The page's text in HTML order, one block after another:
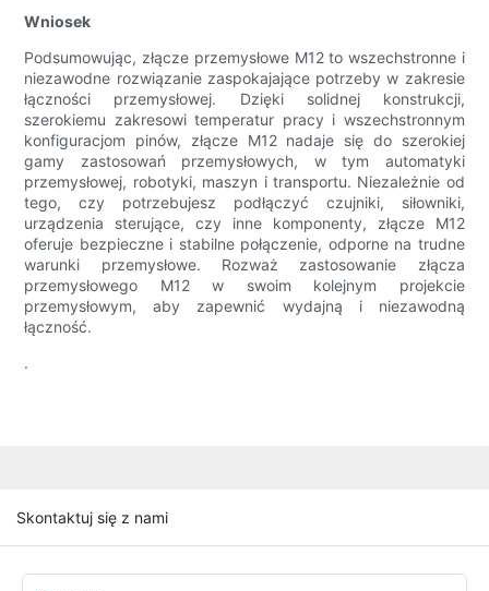
Wniosek
Podsumowując, złącze przemysłowe M12 to wszechstronne i
niezawodne rozwiązanie zaspokajające potrzeby w zakresie
łączności przemysłowej. Dzięki solidnej konstrukcji,
szerokiemu zakresowi temperatur pracy i wszechstronnym
konfiguracjom pinów, złącze M12 nadaje się do szerokiej
gamy zastosowań przemysłowych, w tym automatyki
przemysłowej, robotyki, maszyn i transportu. Niezależnie od
tego, czy potrzebujesz podłączyć czujniki, siłowniki,
urządzenia sterujące, czy inne komponenty, złącze M12
oferuje bezpieczne i stabilne połączenie, odporne na trudne
warunki przemysłowe. Rozważ zastosowanie złącza
przemysłowego M12 w swoim kolejnym projekcie
przemysłowym, aby zapewnić wydajną i niezawodną
łączność.
.
Skontaktuj się z nami